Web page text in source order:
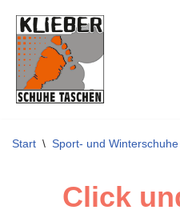
Zum
Inhalt
springen
Start \ Sport- und Winterschuhe
Click